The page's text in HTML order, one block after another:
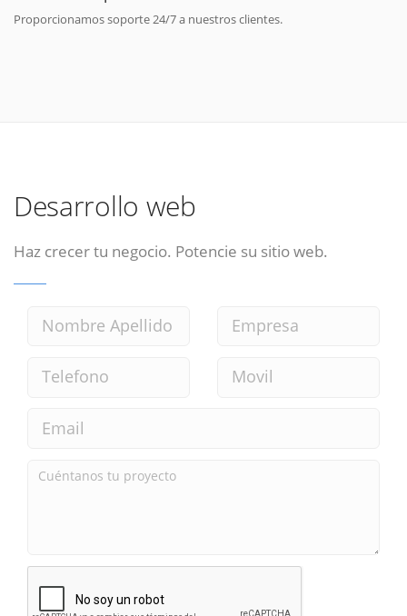
Proporcionamos soporte 24/7 a nuestros clientes.
Desarrollo web
Haz crecer tu negocio. Potencie su sitio web.